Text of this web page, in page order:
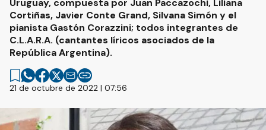
Uruguay, compuesta por Juan Paccazochi, Liliana
Cortiñas, Javier Conte Grand, Silvana Simón y el
pianista Gastón Corazzini; todos integrantes de
C.L.A.R.A. (cantantes líricos asociados de la
República Argentina).
21 de octubre de 2022 | 07:56